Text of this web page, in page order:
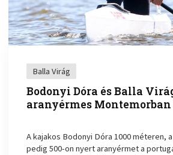
Balla Virág
Bodonyi Dóra és Balla
aranyérmes Montemorban
A kajakos Bodonyi Dóra 1000 méteren,
pedig 500-on nyert aranyérmet a